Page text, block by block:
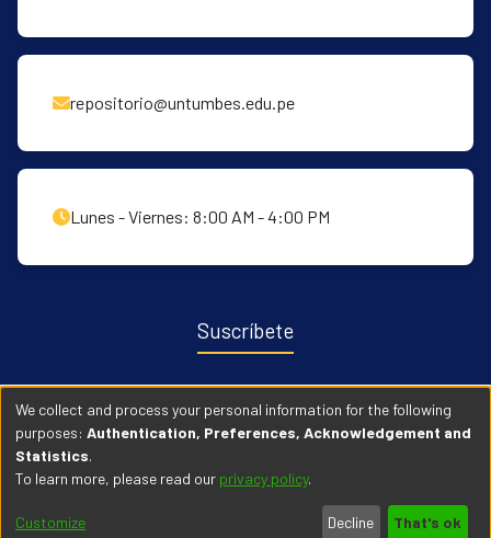
repositorio@untumbes.edu.pe
Lunes - Viernes: 8:00 AM - 4:00 PM
Suscríbete
Recibe notificaciones sobre nuevas publicaciones y eventos
relacionados con el repositorio. ingresa Aqui →
We collect and process your personal information for the following
purposes: Authentication, Preferences, Acknowledgement and
Statistics.
To learn more, please read our privacy policy.
Customize Decline That's ok